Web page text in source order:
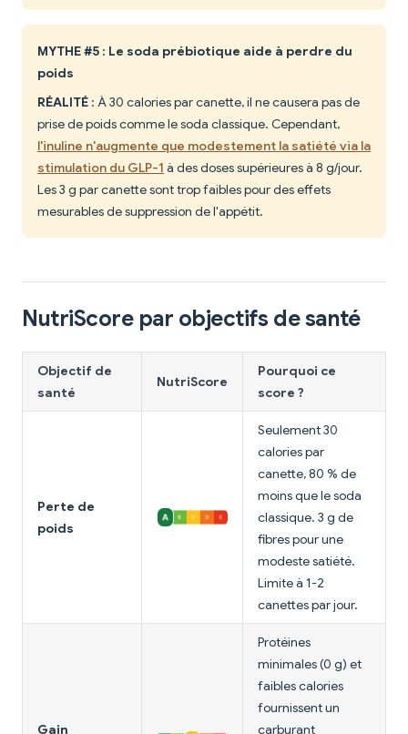
MYTHE #5 : Le soda prébiotique aide à perdre du
poids
RÉALITÉ : À 30 calories par canette, il ne causera pas de
prise de poids comme le soda classique. Cependant,
l'inuline n'augmente que modestement la satiété via la
stimulation du GLP-1 à des doses supérieures à 8 g/jour.
Les 3 g par canette sont trop faibles pour des effets
mesurables de suppression de l'appétit.
NutriScore par objectifs de santé
Objectif de
santé
NutriScore
Pourquoi ce
score ?
Perte de
poids
Seulement 30
calories par
canette, 80 % de
moins que le soda
classique. 3 g de
fibres pour une
modeste satiété.
Limite à 1-2
canettes par jour.
Gain
Protéines
minimales (0 g) et
faibles calories
fournissent un
carburant